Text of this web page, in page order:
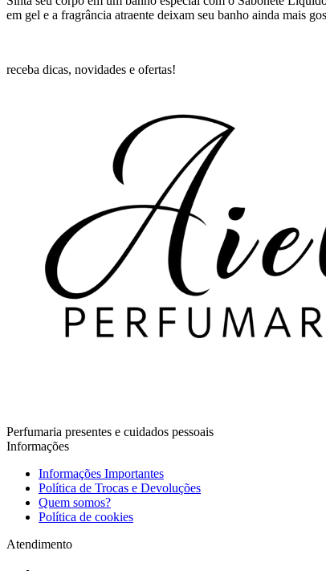
em gel e a fragrância atraente deixam seu banho ainda mais
receba dicas, novidades e ofertas!
Perfumaria presentes e cuidados pessoais
Informações
Informações Importantes
Política de Trocas e Devoluções
Quem somos?
Política de cookies
Atendimento